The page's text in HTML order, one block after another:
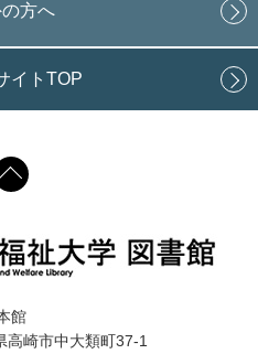
方へ
イトTOP
館
高崎市中大類町37-1